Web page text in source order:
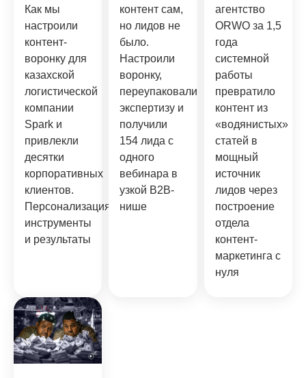
Как мы
настроили
контент-
воронку для
казахской
логистической
компании
Spark и
привлекли
десятки
корпоративных
клиентов.
Персонализация,
инструменты
и результаты
контент сам,
но лидов не
было.
Настроили
воронку,
переупаковали
экспертизу и
получили
154 лида с
одного
вебинара в
узкой B2B-
нише
агентство
ORWO за 1,5
года
системной
работы
превратило
контент из
«водянистых»
статей в
мощный
источник
лидов через
построение
отдела
контент-
маркетинга с
нуля